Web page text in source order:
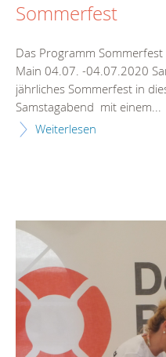
Sommerfest
Das Programm
Main 04.07. -04.07.2020
jährliches Sommerfest in
Samstagabend mit einem...
Weiterlesen